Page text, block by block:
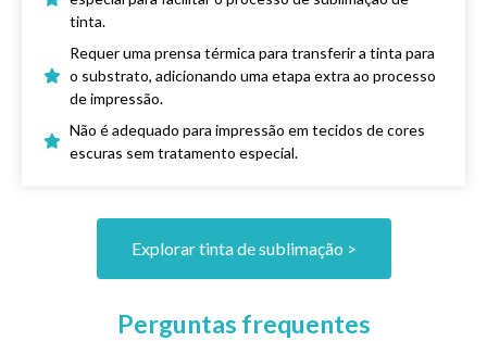
tinta.
Requer uma prensa térmica para transferir a tinta para
o substrato, adicionando uma etapa extra ao processo
de impressão.
Não é adequado para impressão em tecidos de cores
escuras sem tratamento especial.
Explorar tinta de sublimação >
Perguntas frequentes